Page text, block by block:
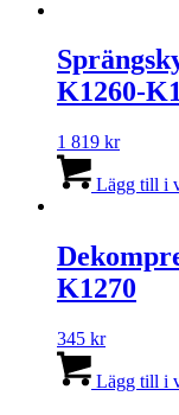
K1260-
1 819 kr
Lägg till i
K1270
345 kr
Lägg till i